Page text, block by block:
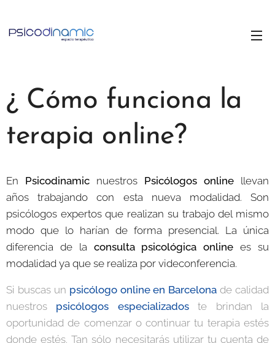
¿ Cómo funciona la
terapia online?
En Psicodinamic nuestros Psicólogos online llevan
años trabajando con esta nueva modalidad. Son
psicólogos expertos que realizan su trabajo del mismo
modo que lo harían de forma presencial. La única
diferencia de la consulta psicológica online es su
modalidad ya que se realiza por videconferencia.
Si buscas un psicólogo online en Barcelona de calidad
nuestros psicólogos especializadoste brindan la
oportunidad de comenzar o continuar tu terapia estés
donde estés. Tan sólo necesitarás utilizar tu cuenta de